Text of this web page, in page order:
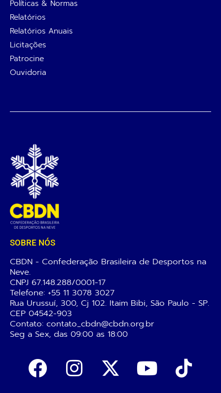
Políticas & Normas
Relatórios
Relatórios Anuais
Licitações
Patrocine
Ouvidoria
SOBRE NÓS
CBDN - Confederação Brasileira de Desportos na
Neve.
CNPJ 67.148.288/0001-17
Telefone: +55 11 3078 3027
Rua Urussuí, 300, Cj 102. Itaim Bibi, São Paulo - SP.
CEP 04542-903
Contato: contato_cbdn@cbdn.org.br
Seg a Sex, das 09:00 as 18:00